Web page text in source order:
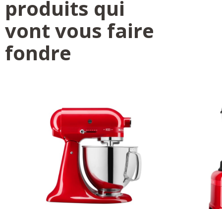
produits qui
vont vous faire
fondre